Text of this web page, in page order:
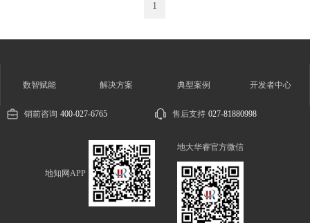
1
数智赋能 解决方案 典型案例 开发者中心
销前咨询 400-027-6765 售后支持 027-81880998
地知网APP
地大华睿官方微信